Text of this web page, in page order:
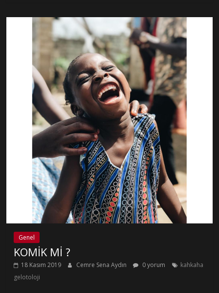
Genel
KOMİK Mİ ?
18 Kasım 2019 Cemre Sena Aydın 0 yorum
kahkaha
gelotoloji